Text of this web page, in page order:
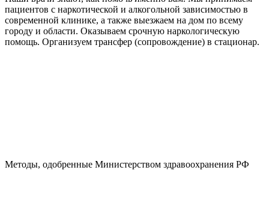
пациентов с наркотической и алкогольной зависимостью в
современной клинике, а также выезжаем на дом по всему
городу и области. Оказываем срочную наркологическую
помощь. Организуем трансфер (сопровождение) в стационар.
Методы, одобренные Министерством здравоохранения РФ